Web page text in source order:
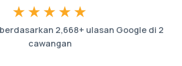
★★★★★
berdasarkan 2,668+ ulasan Google di 2
cawangan